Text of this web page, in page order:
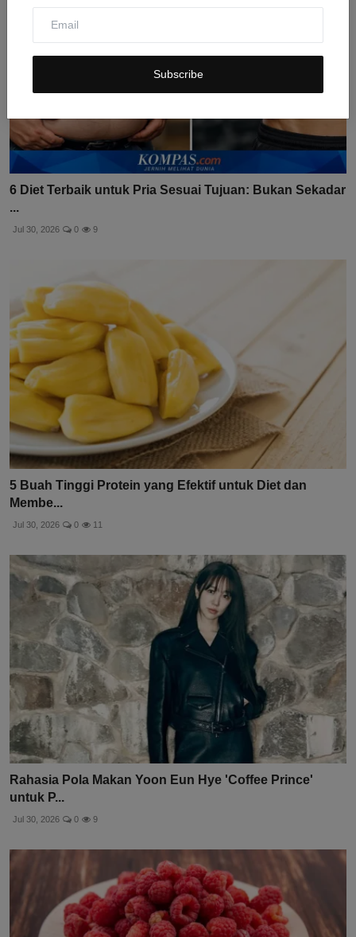
Subscribe
6 Diet Terbaik untuk Pria Sesuai Tujuan: Bukan Sekadar
...
Jul 30, 2026 0 9
5 Buah Tinggi Protein yang Efektif untuk Diet dan
Membe...
Jul 30, 2026 0 11
Rahasia Pola Makan Yoon Eun Hye 'Coffee Prince'
untuk P...
Jul 30, 2026 0 9